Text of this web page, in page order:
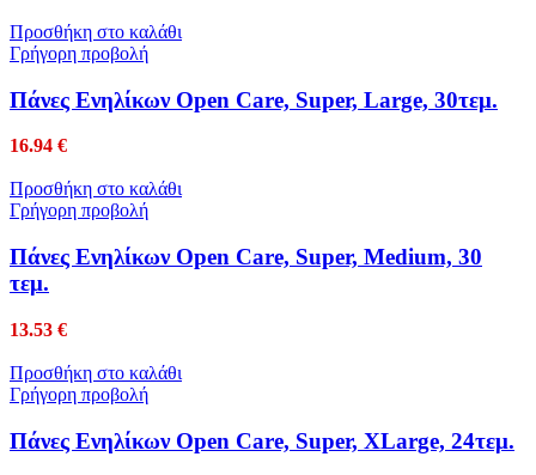
Προσθήκη στο καλάθι
Γρήγορη προβολή
Πάνες Ενηλίκων Open Care, Super, Large, 30τεμ.
16.94 €
Προσθήκη στο καλάθι
Γρήγορη προβολή
Πάνες Ενηλίκων Open Care, Super, Medium, 30
τεμ.
13.53 €
Προσθήκη στο καλάθι
Γρήγορη προβολή
Πάνες Ενηλίκων Open Care, Super, XLarge, 24τεμ.